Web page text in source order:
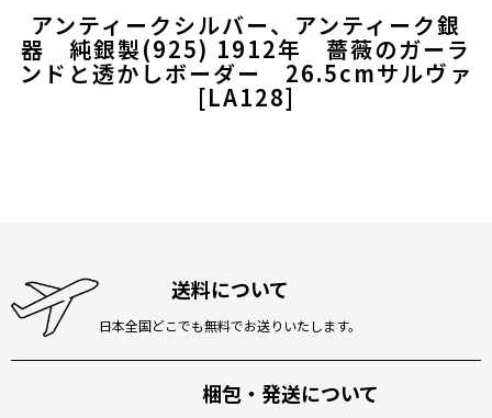
アンティークシルバー、アンティーク銀
器 純銀製(925) 1912年 薔薇のガーラ
ンドと透かしボーダー 26.5cmサルヴァ
[LA128]
送料について
日本全国どこでも無料でお送りいたします。
梱包・発送について